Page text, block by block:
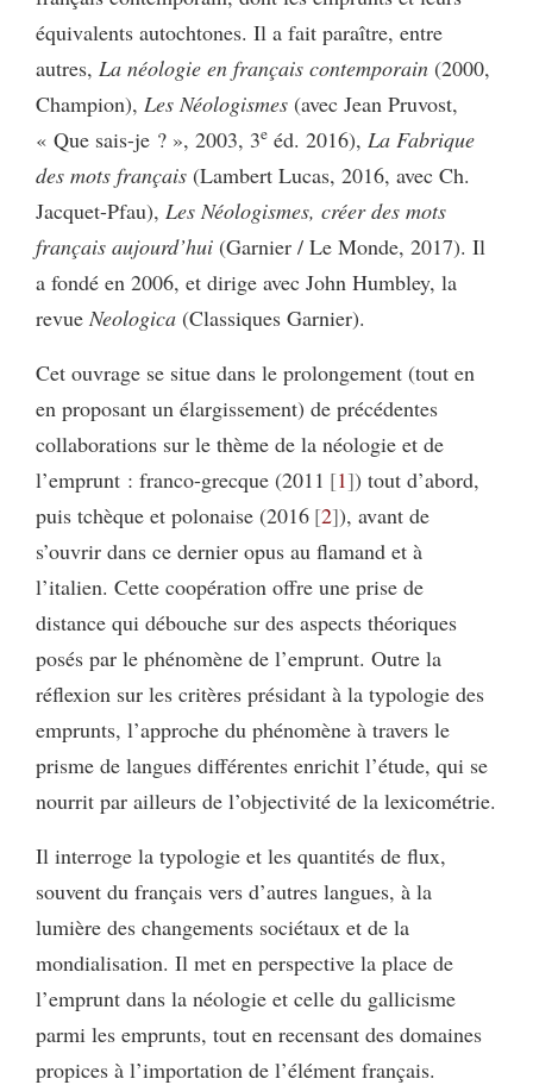
équivalents autochtones. Il a fait paraître, entre
autres, La néologie en français contemporain (2000,
Champion), Les Néologismes (avec Jean Pruvost,
« Que sais-je ? », 2003, 3e éd. 2016), La Fabrique
des mots français (Lambert Lucas, 2016, avec Ch.
Jacquet-Pfau), Les Néologismes, créer des mots
français aujourd’hui (Garnier / Le Monde, 2017). Il
a fondé en 2006, et dirige avec John Humbley, la
revue Neologica (Classiques Garnier).
Cet ouvrage se situe dans le prolongement (tout en
en proposant un élargissement) de précédentes
collaborations sur le thème de la néologie et de
l’emprunt : franco-grecque (2011 1 ) tout d’abord,
puis tchèque et polonaise (2016 2 ), avant de
s’ouvrir dans ce dernier opus au flamand et à
l’italien. Cette coopération offre une prise de
distance qui débouche sur des aspects théoriques
posés par le phénomène de l’emprunt. Outre la
réflexion sur les critères présidant à la typologie des
emprunts, l’approche du phénomène à travers le
prisme de langues différentes enrichit l’étude, qui se
nourrit par ailleurs de l’objectivité de la lexicométrie.
Il interroge la typologie et les quantités de flux,
souvent du français vers d’autres langues, à la
lumière des changements sociétaux et de la
mondialisation. Il met en perspective la place de
l’emprunt dans la néologie et celle du gallicisme
parmi les emprunts, tout en recensant des domaines
propices à l’importation de l’élément français.